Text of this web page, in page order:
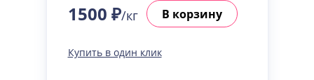
1500 ₽/кг В корзину
Купить в один клик